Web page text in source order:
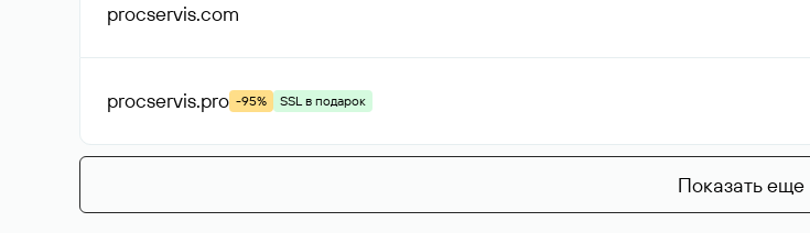
procservis.com
procservis.pro -95% SSL в подарок
Показать еще